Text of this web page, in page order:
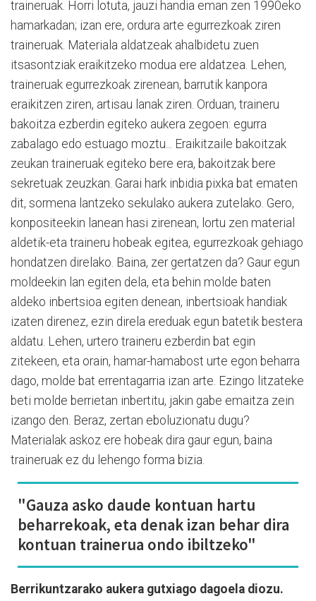
traineruak. Horri lotuta, jauzi handia eman zen 1990eko
hamarkadan; izan ere, ordura arte egurrezkoak ziren
traineruak. Materiala aldatzeak ahalbidetu zuen
itsasontziak eraikitzeko modua ere aldatzea. Lehen,
traineruak egurrezkoak zirenean, barrutik kanpora
eraikitzen ziren, artisau lanak ziren. Orduan, traineru
bakoitza ezberdin egiteko aukera zegoen: egurra
zabalago edo estuago moztu... Eraikitzaile bakoitzak
zeukan traineruak egiteko bere era, bakoitzak bere
sekretuak zeuzkan. Garai hark inbidia pixka bat ematen
dit, sormena lantzeko sekulako aukera zutelako. Gero,
konpositeekin lanean hasi zirenean, lortu zen material
aldetik-eta traineru hobeak egitea, egurrezkoak gehiago
hondatzen direlako. Baina, zer gertatzen da? Gaur egun
moldeekin lan egiten dela, eta behin molde baten
aldeko inbertsioa egiten denean, inbertsioak handiak
izaten direnez, ezin direla ereduak egun batetik bestera
aldatu. Lehen, urtero traineru ezberdin bat egin
zitekeen, eta orain, hamar-hamabost urte egon beharra
dago, molde bat errentagarria izan arte. Ezingo litzateke
beti molde berrietan inbertitu, jakin gabe emaitza zein
izango den. Beraz, zertan eboluzionatu dugu?
Materialak askoz ere hobeak dira gaur egun, baina
traineruak ez du lehengo forma bizia.
"Gauza asko daude kontuan hartu
beharrekoak, eta denak izan behar dira
kontuan trainerua ondo ibiltzeko"
Berrikuntzarako aukera gutxiago dagoela diozu.